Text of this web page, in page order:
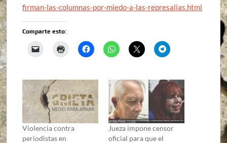
firman-las-columnas-por-miedo-a-las-represalias.html
Comparte esto:
Violencia contra
periodistas en
Jueza impone censor
oficial para que el